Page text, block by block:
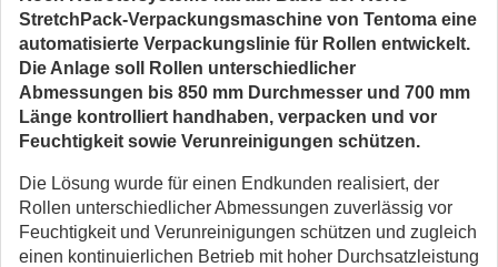
StretchPack-Verpackungsmaschine von Tentoma eine
automatisierte Verpackungslinie für Rollen entwickelt.
Die Anlage soll Rollen unterschiedlicher
Abmessungen bis 850 mm Durchmesser und 700 mm
Länge kontrolliert handhaben, verpacken und vor
Feuchtigkeit sowie Verunreinigungen schützen.
Die Lösung wurde für einen Endkunden realisiert, der
Rollen unterschiedlicher Abmessungen zuverlässig vor
Feuchtigkeit und Verunreinigungen schützen und zugleich
einen kontinuierlichen Betrieb mit hoher Durchsatzleistung